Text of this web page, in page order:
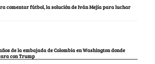
comentar fútbol, la solución de Iván Mejía para luchar
de la embajada de Colombia en Washington donde
con Trump